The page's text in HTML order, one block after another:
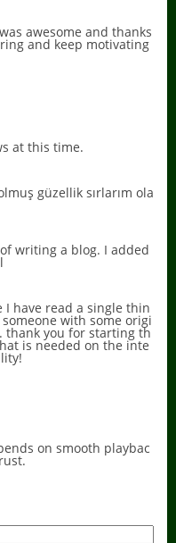
awesome and thanks
and keep motivating
at this time.
güzellik sırlarım ola
writing a blog. I added
I have read a single thin
with some origi
thank you for starting th
is needed on the inte
on smooth playbac